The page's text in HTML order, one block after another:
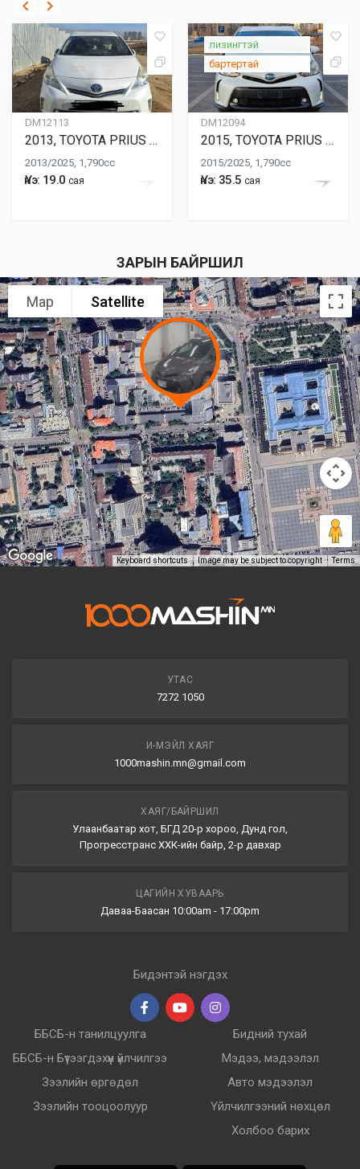
DM12113
2013, TOYOTA PRIUS ALPHA
2013/2025, 1,790cc
Үнэ: 19.0 сая
DM12094
лизингтэй
бартертай
2015, TOYOTA PRIUS ALPHA
2015/2025, 1,790cc
Үнэ: 35.5 сая
ЗАРЫН БАЙРШИЛ
Map Satellite
Keyboard shortcuts Image may be subject to copyright Terms
УТАС
7272 1050
И-МЭЙЛ ХАЯГ
1000mashin.mn@gmail.com
ХАЯГ/БАЙРШИЛ
Улаанбаатар хот, БГД 20-р хороо, Дунд гол,
Прогресстранс ХХК-ийн байр, 2-р давхар
ЦАГИЙН ХУВААРЬ
Даваа-Баасан 10:00am - 17:00pm
Бидэнтэй нэгдэх
ББСБ-н танилцуулга
ББСБ-н Бүтээгдэхүүн үйлчилгээ
Зээлийн өргөдөл
Зээлийн тооцоолуур
Бидний тухай
Мэдээ, мэдээлэл
Авто мэдээлэл
Үйлчилгээний нөхцөл
Холбоо барих